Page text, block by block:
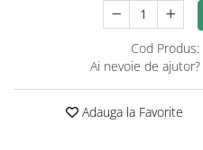
Cod Produs:
Ai nevoie de ajutor?
Adauga la Favorite